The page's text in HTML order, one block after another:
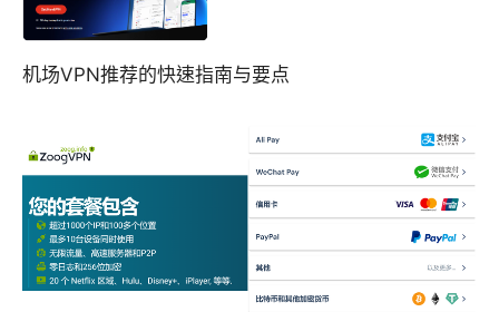
机场VPN推荐的快速指南与要点